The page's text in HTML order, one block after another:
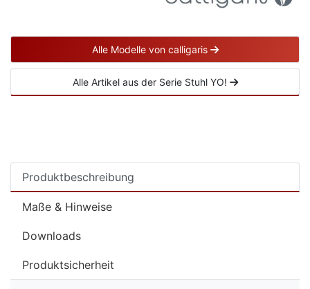
Alle Modelle von calligaris
Alle Artikel aus der Serie Stuhl YO!
Produktbeschreibung
Maße & Hinweise
Downloads
Produktsicherheit